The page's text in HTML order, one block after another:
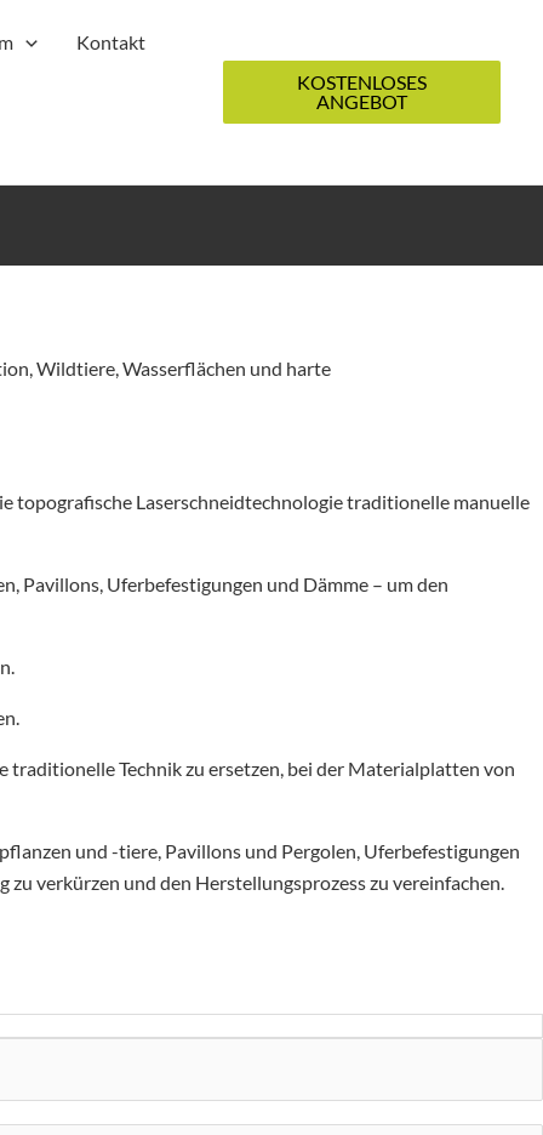
Kontakt
KOSTENLOSES
ANGEBOT
Wildtiere, Wasserflächen und harte
topografische Laserschneidtechnologie traditionelle manuelle
Pavillons, Uferbefestigungen und Dämme – um den
Technik zu ersetzen, bei der Materialplatten von
und -tiere, Pavillons und Pergolen, Uferbefestigungen
verkürzen und den Herstellungsprozess zu vereinfachen.